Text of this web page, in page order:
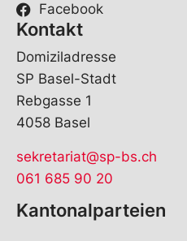
Facebook
Kontakt
Domiziladresse
SP Basel-Stadt
Rebgasse 1
4058 Basel
sekretariat@sp-bs.ch
061 685 90 20
Kantonalparteien